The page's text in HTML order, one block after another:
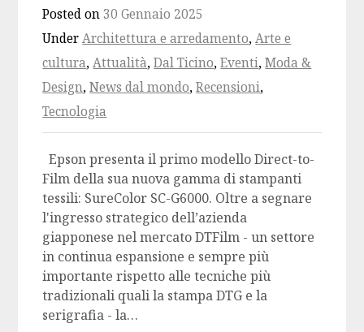
Posted on30 Gennaio 2025
UnderArchitettura e arredamento,Arte e
cultura,Attualità,Dal Ticino,Eventi,Moda &
Design,News dal mondo,Recensioni,
Tecnologia
Epson presenta il primo modello Direct-to-
Film della sua nuova gamma di stampanti
tessili: SureColor SC-G6000. Oltre a segnare
l'ingresso strategico dell’azienda
giapponese nel mercato DTFilm - un settore
in continua espansione e sempre più
importante rispetto alle tecniche più
tradizionali quali la stampa DTG e la
serigrafia - la…